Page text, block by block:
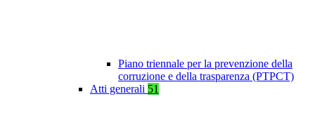
Piano triennale per la prevenzione della
corruzione e della trasparenza (PTPCT)
Atti generali 51